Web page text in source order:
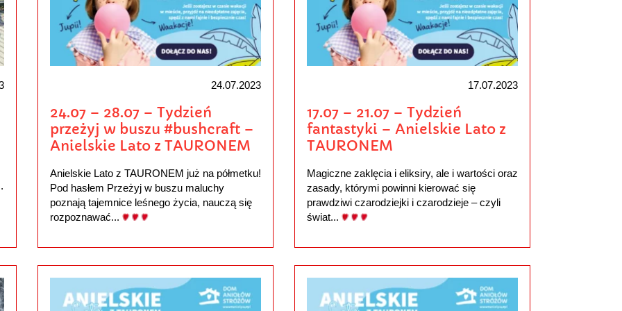
24.07.2023
24.07 – 28.07 – Tydzień
przeżyj w buszu #bushcraft –
Anielskie Lato z TAURONEM
Anielskie Lato z TAURONEM już na półmetku!
Pod hasłem Przeżyj w buszu maluchy
poznają tajemnice leśnego życia, nauczą się
rozpoznawać...
17.07.2023
17.07 – 21.07 – Tydzień
fantastyki – Anielskie Lato z
TAURONEM
Magiczne zaklęcia i eliksiry, ale i wartości oraz
zasady, którymi powinni kierować się
prawdziwi czarodziejki i czarodzieje – czyli
świat...